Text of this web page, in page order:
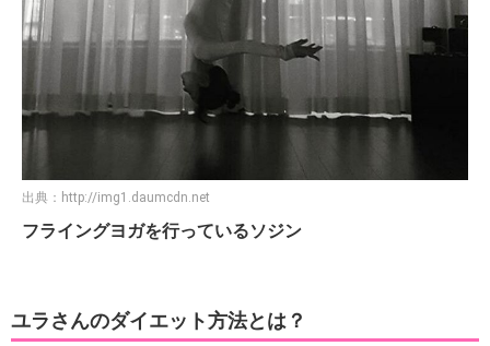
出典： http://img1.daumcdn.net
フライングヨガを行っているソジン
ユラさんのダイエット方法とは？